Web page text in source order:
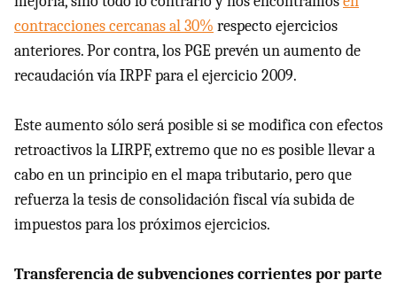
contracciones cercanas al 30% respecto ejercicios
anteriores. Por contra, los PGE prevén un aumento de
recaudación vía IRPF para el ejercicio 2009.
Este aumento sólo será posible si se modifica con efectos
retroactivos la LIRPF, extremo que no es posible llevar a
cabo en un principio en el mapa tributario, pero que
refuerza la tesis de consolidación fiscal vía subida de
impuestos para los próximos ejercicios.
Transferencia de subvenciones corrientes por parte